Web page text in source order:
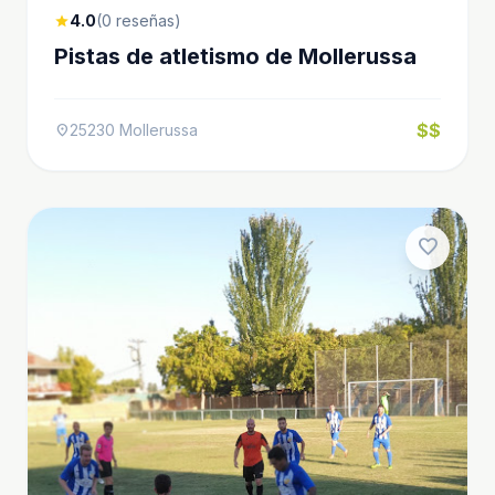
star4.0(0 reseñas)
Pistas de atletismo de Mollerussa
location_on25230 Mollerussa $$
favorite